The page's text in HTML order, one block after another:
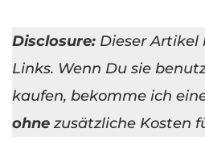
Disclosure: Dieser
Links. Wenn Du sie
kaufen, bekomme ich
ohnezusätzliche Kosten